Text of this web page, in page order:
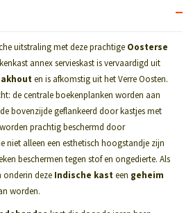
uitstraling met deze prachtige Oosterse
annex servieskast is vervaardigd uit
en is afkomstig uit het Verre Oosten.
de centrale boekenplanken worden aan
bovenzijde geflankeerd door kastjes met
prachtig beschermd door
niet alleen een esthetisch hoogstandje zijn
beschermen tegen stof en ongedierte. Als
onderin deze Indische kasteen geheim
worden.